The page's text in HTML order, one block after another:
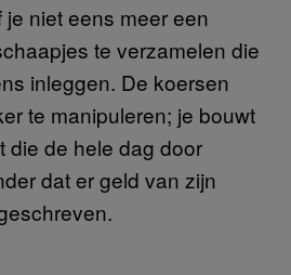
niet eens meer een
te verzamelen die
inleggen. De koersen
te manipuleren; je bouwt
die de hele dag door
dat er geld van zijn